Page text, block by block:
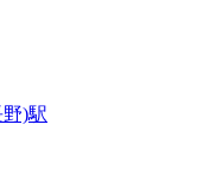
)駅